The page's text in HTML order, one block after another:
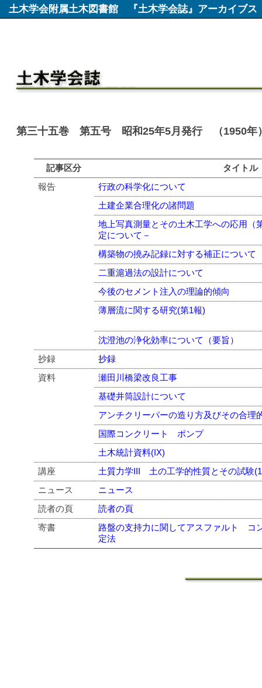
土木学会附属土木図書館 『土木学会誌』アーカイブス
第三十五巻 第五号 昭和25年5月発行 （1950年
記事区分
タイトル
報告
行政の科学化について
土建企業合理化の諸問題
地上写真測量とその土木工学への応用（
定について－
構築物の撓み記録に対する補正について
二重滬過法の設計について
今後のセメント注入の理論的傾向
薄層流に関する研究(第1報)
沈澄池の浄化効率について（要旨）
抄録
抄録
資料
瀬田川橋梁改良工事
基礎井筒設計について
アンチクリーパーの造り方及びその合理
国際コンクリート ポンプ
土木統計資料(IX)
講座
土質力学III 土の工学的性質とその試験
ニュース
ニュース
読者の頁
読者の頁
寄書
路盤の支持力に関してアスファルト コ
定法